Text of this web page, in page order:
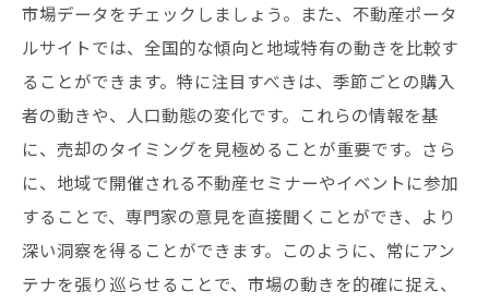
価格調査に役立つオンラインツール
適正価格設定で売却期間を短縮
地域特有の法律と不動産売却の関連性について
建物の耐震基準とその対応
売却時に必要な法的手続き
地元自治体の規制と売却への影響
法律の専門家に相談するメリット
市場データをチェックしましょう。また、不動産ポータ
ルサイトでは、全国的な傾向と地域特有の動きを比較す
ることができます。特に注目すべきは、季節ごとの購入
者の動きや、人口動態の変化です。これらの情報を基
に、売却のタイミングを見極めることが重要です。さら
に、地域で開催される不動産セミナーやイベントに参加
することで、専門家の意見を直接聞くことができ、より
深い洞察を得ることができます。このように、常にアン
テナを張り巡らせることで、市場の動きを的確に捉え、